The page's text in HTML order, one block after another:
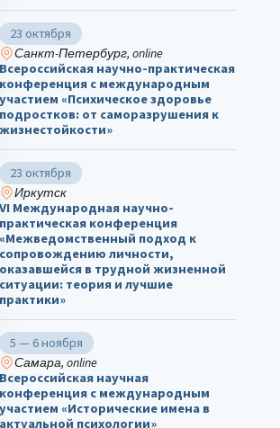
23 октября
Санкт-Петербург, online
Всероссийская научно-практическая
конференция с международным
участием «Психическое здоровье
подростков: от саморазрушения к
жизнестойкости»
23 октября
Иркутск
VI Международная научно-
практическая конференция
«Межведомственный подход к
сопровождению личности,
оказавшейся в трудной жизненной
ситуации: теория и лучшие
практики»
5 — 6 ноября
Самара, online
Всероссийская научная
конференция с международным
участием «Исторические имена в
актуальной психологии»